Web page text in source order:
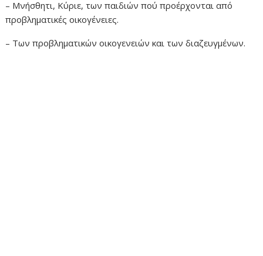
– Μνήσθητι, Κύριε, των παιδιών πού προέρχονται από
προβληματικές οικογένειες.
– Των προβληματικών οικογενειών και των διαζευγμένων.